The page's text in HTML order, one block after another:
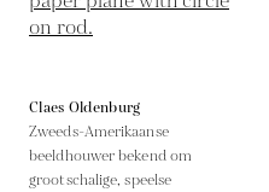
Claes Oldenburg
Zweeds-Amerikaanse
beeldhouwer bekend om
grootschalige, speelse